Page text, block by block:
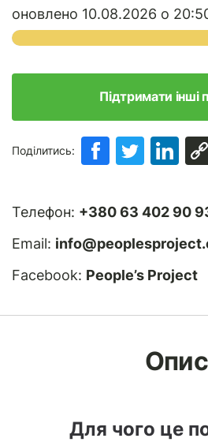
оновлено 10.08.2026 о
Підтримати інші
Поділитись:
Телефон: +380 63 402 90
Email:
Facebook: People’s Project
Опис
Для чого це